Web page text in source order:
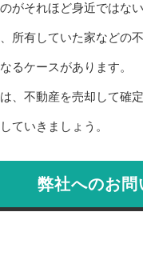
がそれほど身近ではな
所有していた家などの
るケースがあります。
、不動産を売却して確
ていきましょう。
弊社へのお問